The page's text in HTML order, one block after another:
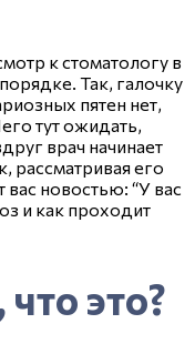
к стоматологу в
Так, галочку
пятен нет,
тут ожидать,
врач начинает
рассматривая его
новостью: “У вас
и как проходит
это?